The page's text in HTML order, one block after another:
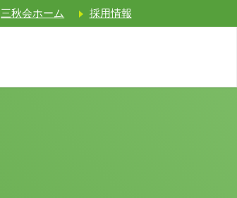
三秋会ホーム 採用情報